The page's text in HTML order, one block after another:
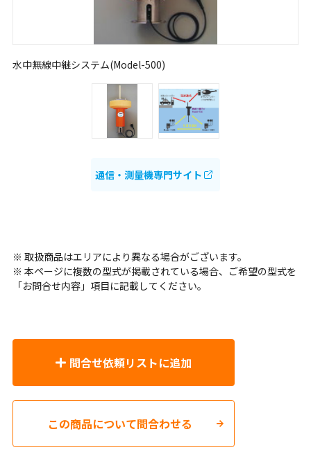
水中無線中継システム(Model-500)
通信・測量機専門サイト
※ 取扱商品はエリアにより異なる場合がございます。
※ 本ページに複数の型式が掲載されている場合、ご希望の型式を
「お問合せ内容」項目に記載してください。
問合せ依頼リストに追加
この商品について問合わせる